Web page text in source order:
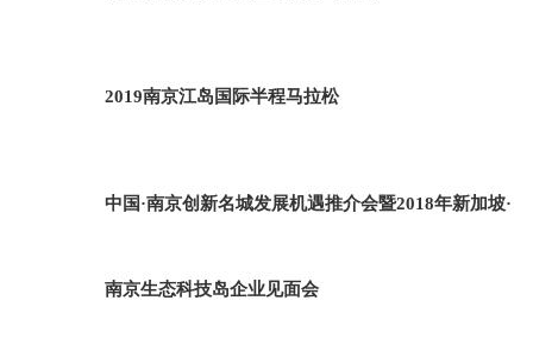
2019南京江岛国际半程马拉松
中国·南京创新名城发展机遇推介会暨2018年新加坡·
南京生态科技岛企业见面会